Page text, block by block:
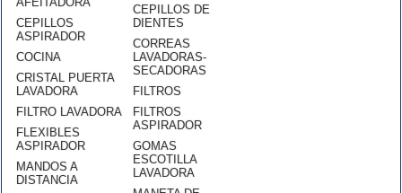
CEPILLOS
ASPIRADOR
COCINA
CRISTAL PUERTA
LAVADORA
FILTRO LAVADORA
FLEXIBLES
ASPIRADOR
MANDOS A
DISTANCIA
CEPILLOS DE
DIENTES
CORREAS
LAVADORAS-
SECADORAS
FILTROS
FILTROS
ASPIRADOR
GOMAS
ESCOTILLA
LAVADORA